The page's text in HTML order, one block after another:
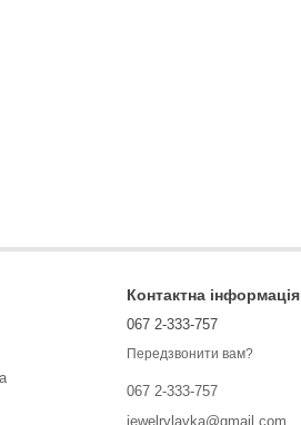
Контактна інформація
067 2-333-757
Передзвонити вам?
067 2-333-757
jewelrylavka@gmail.com